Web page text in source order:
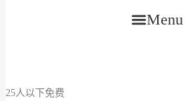
Menu
25人以下免费